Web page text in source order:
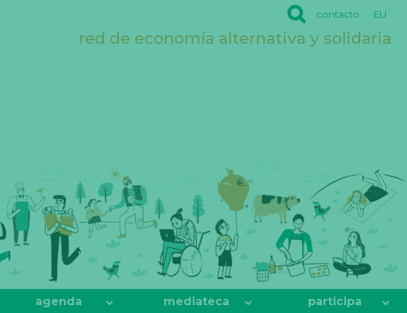
contacto EU
red de economía alternativa y solidaria
agenda mediateca participa